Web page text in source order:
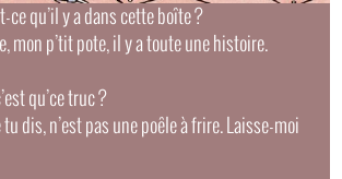
ce qu’il y a dans cette boîte ?
mon p’tit pote, il y a toute une histoire.
qu’ce truc ?
dis, n’est pas une poêle à frire. Laisse-moi